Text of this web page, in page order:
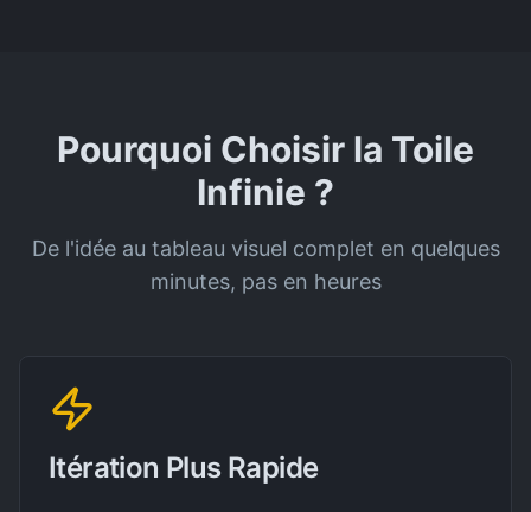
Pourquoi Choisir la Toile
Infinie ?
De l'idée au tableau visuel complet en quelques
minutes, pas en heures
Itération Plus Rapide